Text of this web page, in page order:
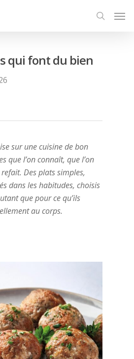
qui font du bien
sur une cuisine de bon
que l’on connaît, que l’on
Des plats simples,
dans les habitudes, choisis
que pour ce qu’ils
au corps.